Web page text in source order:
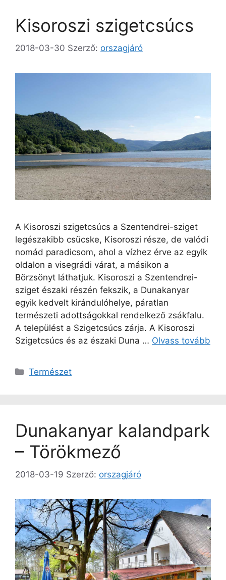
Kisoroszi szigetcsúcs
2018-03-30 Szerző: orszagjáró
A Kisoroszi szigetcsúcs a Szentendrei-sziget
legészakibb csücske, Kisoroszi része, de valódi
nomád paradicsom, ahol a vízhez érve az egyik
oldalon a visegrádi várat, a másikon a
Börzsönyt láthatjuk. Kisoroszi a Szentendrei-
sziget északi részén fekszik, a Dunakanyar
egyik kedvelt kirándulóhelye, páratlan
természeti adottságokkal rendelkező zsákfalu.
A települést a Szigetcsúcs zárja. A Kisoroszi
Szigetcsúcs és az északi Duna … Olvass tovább
Kategória
Természet
Dunakanyar kalandpark
– Törökmező
2018-03-19 Szerző: orszagjáró